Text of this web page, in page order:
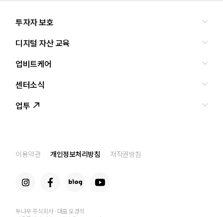
투자자 보호
올바른 투자란?
투자사기 유형과 예방
업비트 보호조치
디지털 자산 교육
교육
조사·연구
업비트케어
서비스안내
서비스신청
센터소식
인사말
공지사항
업투
이용약관 개인정보처리방침 저작권방침
두나무 주식회사 · 대표 오경석